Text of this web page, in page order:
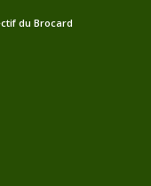
du Brocard